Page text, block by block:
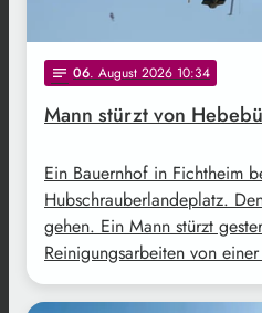
notes 06. August 2026 10:34
Mann stürzt von
Ein Bauernhof in Fichtheim
Hubschrauberlandeplatz.
gehen. Ein Mann stürzt
Reinigungsarbeiten von